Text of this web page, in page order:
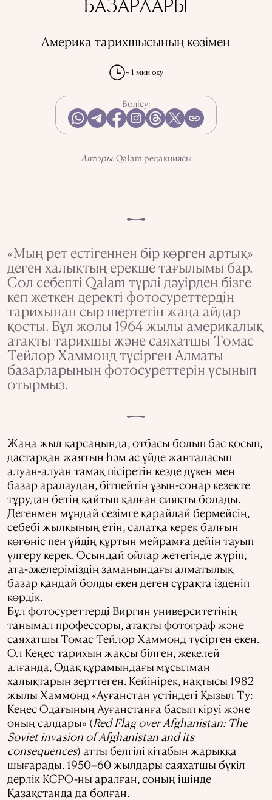
КСРО-ДАҒЫ ҚУҒЫН-СҮРГІН
ЭЛЕМЕНТТЕР
АҚПАРАТТЫ ПАЙДАЛАНУ
QALAM ЖОБАСЫ ТУРАЛЫ
QALAM-ДАҒЫ ЖАРНАМА
БІЗДІҢ АВТОРЛАР
БАЗАРЛАРЫ
Америка тарихшысының көзімен
~ 1 мин оқу
Бөлісу:
Авторы:Qalam редакциясы
«Мың рет естігеннен бір көрген артық»
деген халықтың ерекше тағылымы бар.
Сол себепті Qalam түрлі дәуірден бізге
кеп жеткен деректі фотосуреттердің
тарихынан сыр шертетін жаңа айдар
қосты. Бұл жолы 1964 жылы америкалық
атақты тарихшы және саяхатшы Томас
Тейлор Хаммонд түсірген Алматы
базарларының фотосуреттерін ұсынып
отырмыз.
Жаңа жыл қарсаңында, отбасы болып бас қосып,
дастарқан жаятын һәм ас үйде жанталасып
алуан-алуан тамақ пісіретін кезде дүкен мен
базар аралаудан, бітпейтін ұзын-сонар кезекте
тұрудан бетің қайтып қалған сияқты болады.
Дегенмен мұндай сезімге қарайлай бермейсің,
себебі жылқының етін, салатқа керек балғын
көгөніс пен үйдің құртын мейрамға дейін тауып
үлгеру керек. Осындай ойлар жетегінде жүріп,
ата-әжелеріміздің заманындағы алматылық
базар қандай болды екен деген сұрақта ізденіп
көрдік.
Бұл фотосуреттерді Виргин университетінің
танымал профессоры, атақты фотограф және
саяхатшы Томас Тейлор Хаммонд түсірген екен.
Ол Кеңес тарихын жақсы білген, жекелей
алғанда, Одақ құрамындағы мұсылман
халықтарын зерттеген. Кейінірек, нақтысы 1982
жылы Хаммонд «Ауғанстан үстіндегі Қызыл Ту:
Кеңес Одағының Ауғанстанға басып кіруі және
оның салдары» (Red Flag over Afghanistan: The
Soviet invasion of Afghanistan and its
consequences) атты белгілі кітабын жарыққа
шығарады. 1950–60 жылдары саяхатшы бүкіл
дерлік КСРО-ны аралған, соның ішінде
Қазақстанда да болған.